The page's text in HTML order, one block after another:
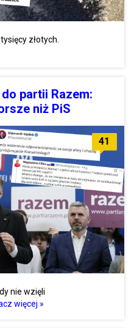
złotych.
partii Razem:
niż PiS
41
nie wzięli
więcej »